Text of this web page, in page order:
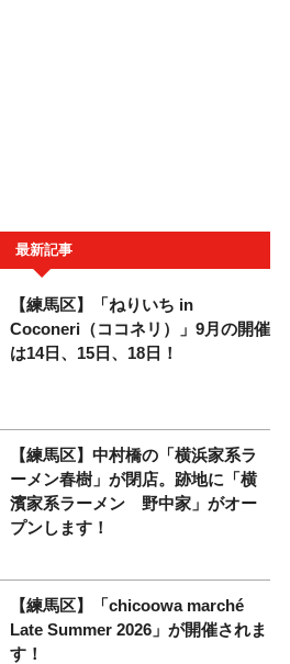
最新記事
【練馬区】「ねりいち in
Coconeri（ココネリ）」9月の開催
は14日、15日、18日！
【練馬区】中村橋の「横浜家系ラ
ーメン春樹」が閉店。跡地に「横
濱家系ラーメン 野中家」がオー
プンします！
【練馬区】「chicoowa marché
Late Summer 2026」が開催されま
す！